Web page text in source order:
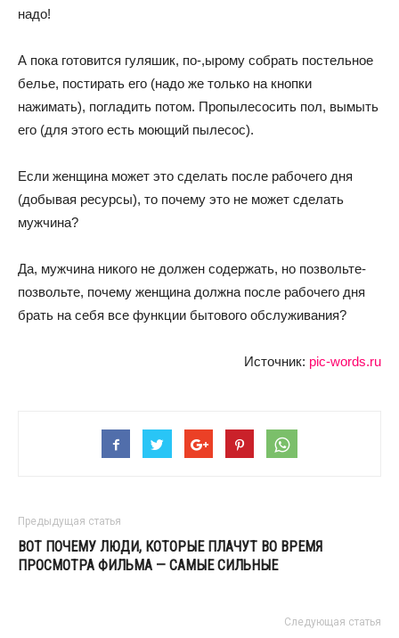
надо!
А пока готовится гуляшик, по-,ырому собрать постельное
белье, постирать его (надо же только на кнопки
нажимать), погладить потом. Пропылесосить пол, вымыть
его (для этого есть моющий пылесос).
Если женщина может это сделать после рабочего дня
(добывая ресурсы), то почему это не может сделать
мужчина?
Да, мужчина никого не должен содержать, но позвольте-
позвольте, почему женщина должна после рабочего дня
брать на себя все функции бытового обслуживания?
Источник: pic-words.ru
Предыдущая статья
ВОТ ПОЧЕМУ ЛЮДИ, КОТОРЫЕ ПЛАЧУТ ВО ВРЕМЯ
ПРОСМОТРА ФИЛЬМА — САМЫЕ СИЛЬНЫЕ
Следующая статья